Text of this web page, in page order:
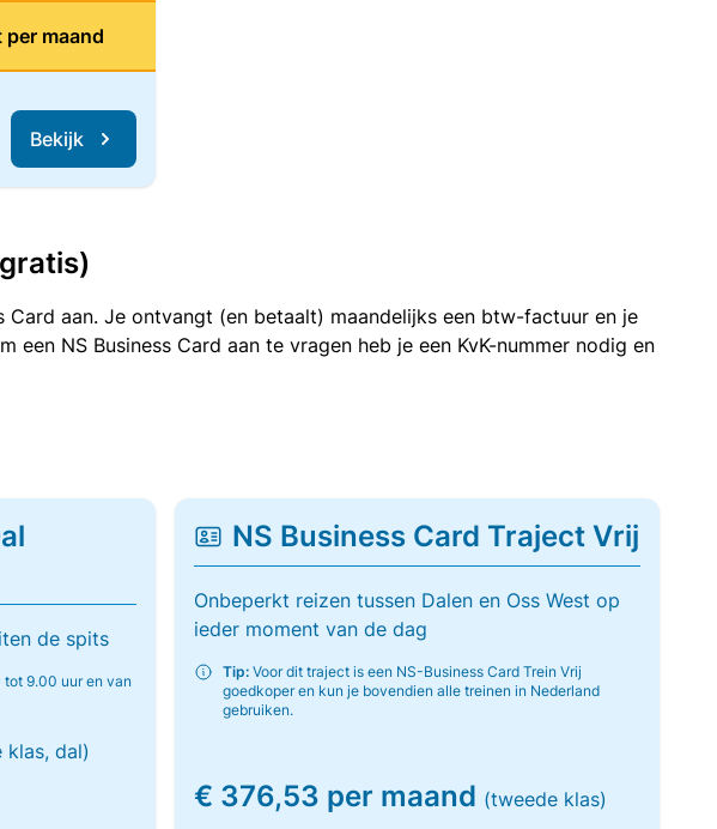
maand
Bekijk
Card aan. Je ontvangt (en betaalt) maandelijks een btw-factuur en je
NS Business Card aan te vragen heb je een KvK-nummer nodig en
de spits
tot 9.00 uur en van
klas, dal)
NS Business Card Traject Vrij
Onbeperkt reizen tussen Dalen en Oss West op
ieder moment van de dag
Tip:Voor dit traject is een NS-Business Card Trein Vrij
goedkoper en kun je bovendien alle treinen in Nederland
gebruiken.
€ 376,53 per maand (tweede klas)